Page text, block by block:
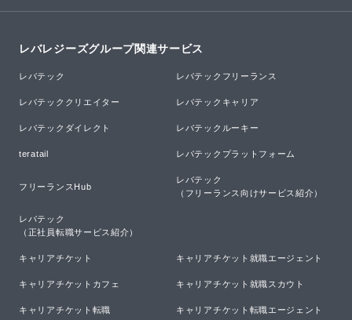
レバレジーズグループ関連サービス
レバテック レバテックフリーランス
レバテッククリエイター レバテックキャリア
レバテックダイレクト レバテックルーキー
teratail レバテックプラットフォーム
フリーランスHub
レバテック
（フリーランス向けサービス紹介）
レバテック
（正社員転職サービス紹介）
キャリアチケット キャリアチケット就職エージェント
キャリアチケットカフェ キャリアチケット就職スカウト
キャリアチケット転職 キャリアチケット転職エージェント